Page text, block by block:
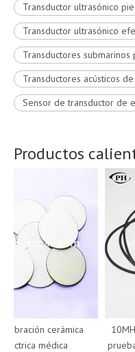
Transductor ultrasónico
Transductor ultrasónico
Transductores
Transductores acústicos
Sensor de transductor de
Productos
cerámica
médica